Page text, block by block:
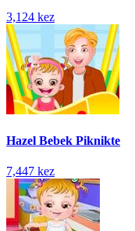
3,124 kez
Hazel Bebek Piknikte
7,447 kez